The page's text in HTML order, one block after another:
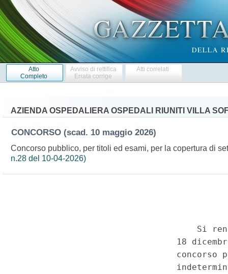
Atto
Completo
Avviso di rettifica
Errata corrige
Atti correlati
AZIENDA OSPEDALIERA OSPEDALI RIUNITI VILLA
CONCORSO (scad. 10 maggio 2026)
Concorso pubblico, per titoli ed esami, per la copertura di
n.28 del 10-04-2026)